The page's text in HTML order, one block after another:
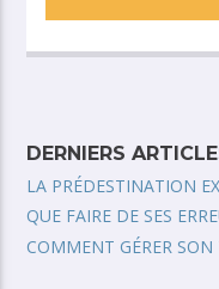
DERNIERS
LA PRÉDESTINATION
QUE FAIRE DE SES
COMMENT GÉRER SON